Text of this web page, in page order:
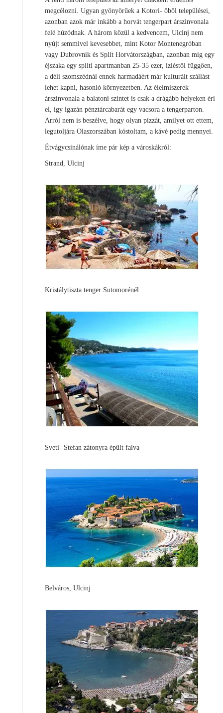
megcélozni. Ugyan gyönyörűek a Kotori- öböl települései,
azonban azok már inkább a horvát tengerpart árszinvonala
felé húzódnak. A három közül a kedvencem, Ulcinj nem
nyújt semmivel kevesebbet, mint Kotor Montenegróban
vagy Dubrovnik és Split Horvátországban, azonban míg egy
éjszaka egy spliti apartmanban 25-35 ezer, ízléstől függően,
a déli szomszédnál ennek harmadáért már kulturált szállást
lehet kapni, hasonló környezetben. Az élelmiszerek
árszínvonala a balatoni szintet is csak a drágább helyeken éri
el, így igazán pénztárcabarát egy vacsora a tengerparton.
Arról nem is beszélve, hogy olyan pizzát, amilyet ott ettem,
legutoljára Olaszorszában kóstoltam, a kávé pedig mennyei.
Étvágycsinálónak íme pár kép a városkákról:
Strand, Ulcinj
Kristálytiszta tenger Sutomorénél
Sveti- Stefan zátonyra épült falva
Belváros, Ulcinj